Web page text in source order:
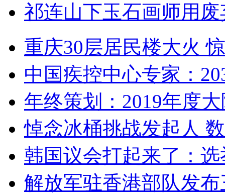
祁连山下玉石画师用
重庆30层居民楼大火
中国疾控中心专家：
年终策划：2019年度
悼念冰桶挑战发起人
韩国议会打起来了：
解放军驻香港部队发